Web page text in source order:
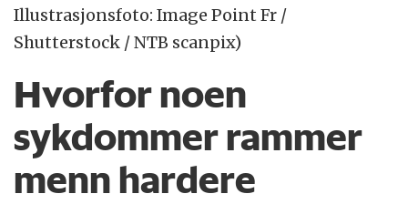
Illustrasjonsfoto: Image Point Fr /
Shutterstock / NTB scanpix)
Hvorfor noen
sykdommer rammer
menn hardere